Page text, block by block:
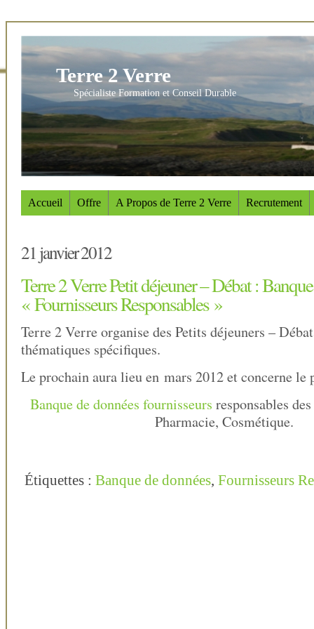
Terre 2 Verre
Spécialiste Formation et Conseil Durable
Accueil Offre A Propos de Terre 2 Verre Recrutement
21 janvier 2012
Terre 2 Verre Petit déjeuner – Débat :
« Fournisseurs Responsables »
Terre 2 Verre organise des Petits déjeuners –
thématiques spécifiques.
Le prochain aura lieu en mars 2012 et concerne le
Banque de données fournisseursresponsables
Pharmacie, Cosmétique.
Étiquettes : Banque de données, Fournisseurs